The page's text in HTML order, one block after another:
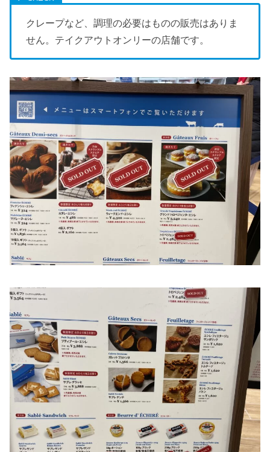
クレープなど、調理の必要はものの販売はありま
せん。テイクアウトオンリーの店舗です。